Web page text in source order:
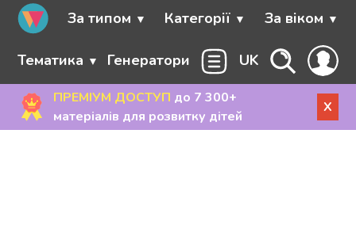
За типом Категорії За віком
Тематика Генератори UK
ПРЕМІУМ ДОСТУП до 7 300+
матеріалів для розвитку дітей
X